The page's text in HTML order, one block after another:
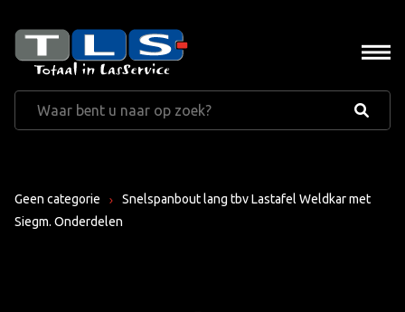
Geen categorie
Snelspanbout lang tbv Lastafel Weldkar met
Siegm. Onderdelen